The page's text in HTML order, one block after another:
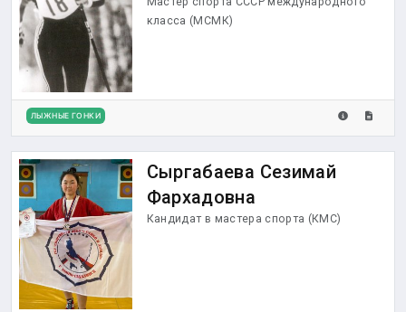
класса (МСМК)
ЛЫЖНЫЕ ГОНКИ
Сыргабаева Сезимай
Фархадовна
Кандидат в мастера спорта (КМС)